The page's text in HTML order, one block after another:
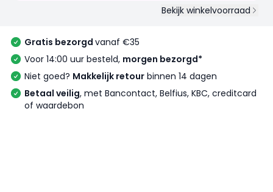
Bekijk winkelvoorraad
Gratis bezorgd vanaf €35
Voor 14:00 uur besteld, morgen bezorgd*
Niet goed? Makkelijk retour binnen 14 dagen
Betaal veilig, met Bancontact, Belfius, KBC, creditcard
of waardebon